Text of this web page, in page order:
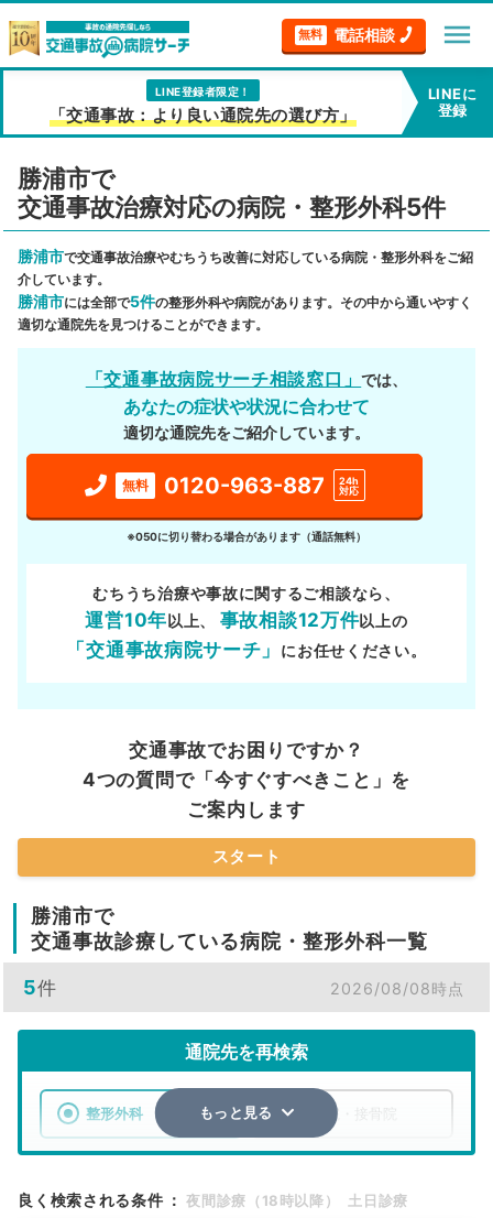
無料 電話相談 menu
LINE登録者限定！
「交通事故：より良い通院先の選び方」
LINEに
登録
勝浦市で
交通事故治療対応の病院・整形外科5件
勝浦市で交通事故治療やむちうち改善に対応している病院・整形外科をご紹
介しています。
勝浦市には全部で5件の整形外科や病院があります。その中から通いやすく
適切な通院先を見つけることができます。
「交通事故病院サーチ相談窓口」では、
あなたの症状や状況に合わせて
適切な通院先をご紹介しています。
無料 0120-963-887
24h
対応
※050に切り替わる場合があります（通話無料）
むちうち治療や事故に関するご相談なら、
運営10年以上、 事故相談12万件以上の
「交通事故病院サーチ」 にお任せください。
交通事故でお困りですか？
4つの質問で「今すぐすべきこと」を
ご案内します
スタート
勝浦市で
交通事故診療している病院・整形外科一覧
5件 2026/08/08時点
通院先を再検索
整形外科 整骨院・接骨院
もっと見る
良く検索される条件 ： 夜間診療（18時以降） 土日診療